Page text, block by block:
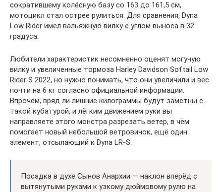
сократившему колёсную базу со 163 до 161,5 см,
мотоцикл стал острее рулиться. Для сравнения, Dyna
Low Rider имел вальяжную вилку с углом выноса в 32
градуса.
Любители характеристик несомненно оценят могучую
вилку и увеличенные тормоза Harley Davidson Softail Low
Rider S 2022, но нужно понимать, что они увеличили и вес
почти на 6 кг согласно официальной информации.
Впрочем, вряд ли лишние килограммы будут заметны с
такой кубатурой, и лёгким движением руки вы
направляете этого монстра разрезать ветер, в чём
помогает новый небольшой ветровичок, ещё один
элемент, отсылающий к Dyna LR-S.
Посадка в духе Сынов Анархии — наклон вперёд с
вытянутыми руками к узкому дюймовому рулю на